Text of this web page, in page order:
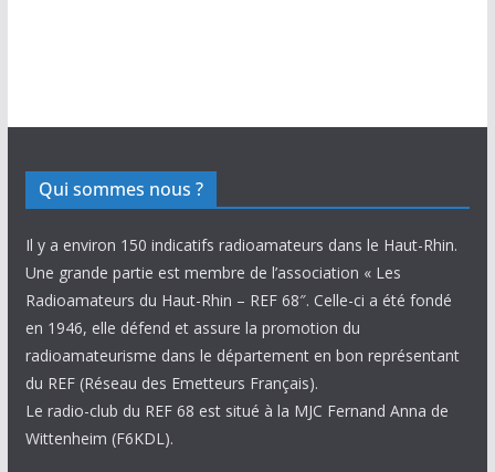
Qui sommes nous ?
Il y a environ 150 indicatifs radioamateurs dans le Haut-Rhin.
Une grande partie est membre de l’association « Les
Radioamateurs du Haut-Rhin – REF 68″. Celle-ci a été fondé
en 1946, elle défend et assure la promotion du
radioamateurisme dans le département en bon représentant
du REF (Réseau des Emetteurs Français).
Le radio-club du REF 68 est situé à la MJC Fernand Anna de
Wittenheim (F6KDL).